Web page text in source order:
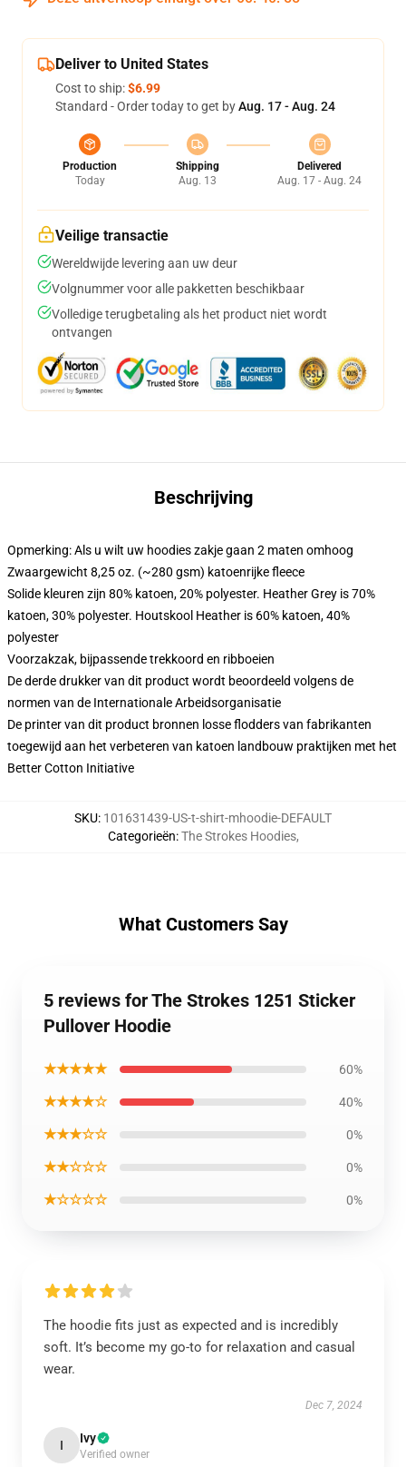
Deliver to United States
Cost to ship:$6.99
Standard - Order today to get byAug. 17 - Aug. 24
Production
Today
Shipping
Aug. 13
Delivered
Aug. 17 - Aug. 24
Veilige transactie
Wereldwijde levering aan uw deur
Volgnummer voor alle pakketten beschikbaar
Volledige terugbetaling als het product niet wordt
ontvangen
Beschrijving
Opmerking: Als u wilt uw hoodies zakje gaan 2 maten omhoog
Zwaargewicht 8,25 oz. (~280 gsm) katoenrijke fleece
Solide kleuren zijn 80% katoen, 20% polyester. Heather Grey is 70%
katoen, 30% polyester. Houtskool Heather is 60% katoen, 40%
polyester
Voorzakzak, bijpassende trekkoord en ribboeien
De derde drukker van dit product wordt beoordeeld volgens de
normen van de Internationale Arbeidsorganisatie
De printer van dit product bronnen losse flodders van fabrikanten
toegewijd aan het verbeteren van katoen landbouw praktijken met het
Better Cotton Initiative
SKU: 101631439-US-t-shirt-mhoodie-DEFAULT
Categorieën:The Strokes Hoodies,
What Customers Say
5 reviews for The Strokes 1251 Sticker
Pullover Hoodie
★★★★★ 60%
★★★★☆ 40%
★★★☆☆ 0%
★★☆☆☆ 0%
★☆☆☆☆ 0%
The hoodie fits just as expected and is incredibly
soft. It’s become my go-to for relaxation and casual
wear.
Dec 7, 2024
I Ivy
Verified owner